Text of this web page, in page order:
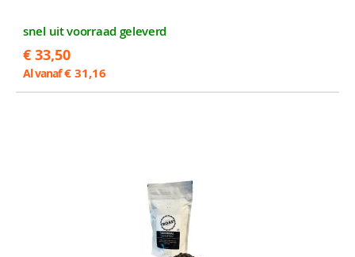
snel uit voorraad geleverd
€ 33,50
Al vanaf € 31,16